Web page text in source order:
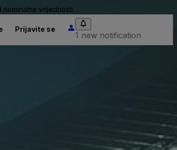
vrijednosti.
Prijavite se
1 new notification